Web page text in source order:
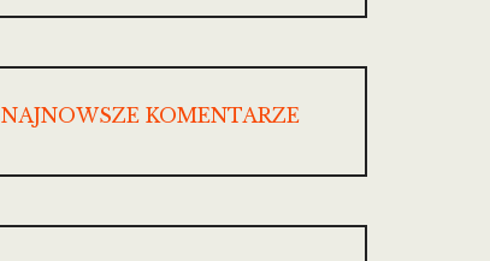
NAJNOWSZE KOMENTARZE